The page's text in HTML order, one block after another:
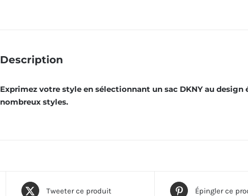
Description
Exprimez votre style en sélectionnant un sac DKNY au
nombreux styles.
Tweeter ce produit Épingler ce